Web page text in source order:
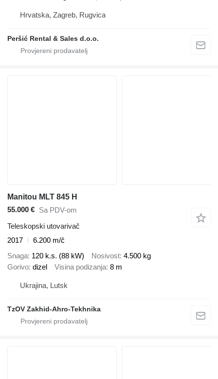
Hrvatska, Zagreb, Rugvica
Peršić Rental & Sales d.o.o.
Manitou MLT 845 H
55.000 € Sa PDV-om
Teleskopski utovarivač
2017
6.200 m/č
Snaga 120 k.s. (88 kW) Nosivost 4.500 kg
Gorivo dizel Visina podizanja 8 m
Ukrajina, Lutsk
TzOV Zakhid-Ahro-Tekhnika